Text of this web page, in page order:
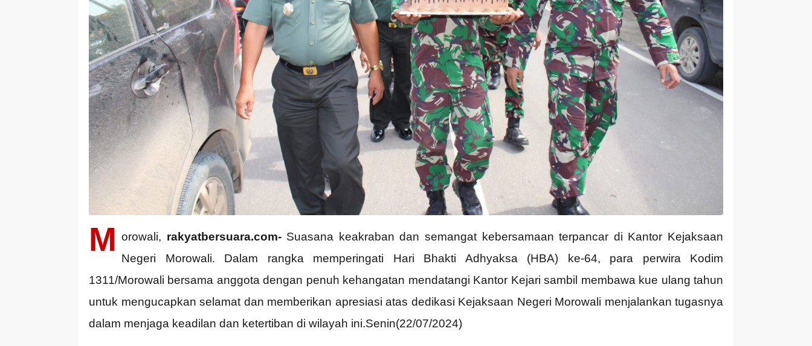
M orowali, rakyatbersuara.com-Suasana keakraban dan semangat kebersamaan terpancar di Kantor Kejaksaan
Negeri Morowali. Dalam rangka memperingati Hari Bhakti Adhyaksa (HBA) ke-64, para perwira Kodim
1311/Morowali bersama anggota dengan penuh kehangatan mendatangi Kantor Kejari sambil membawa kue ulang tahun
untuk mengucapkan selamat dan memberikan apresiasi atas dedikasi Kejaksaan Negeri Morowali menjalankan tugasnya
dalam menjaga keadilan dan ketertiban di wilayah ini.Senin(22/07/2024)